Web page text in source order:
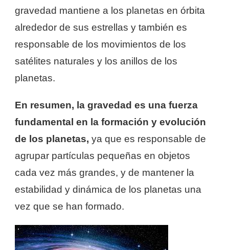
gravedad mantiene a los planetas en órbita
alrededor de sus estrellas y también es
responsable de los movimientos de los
satélites naturales y los anillos de los
planetas.
En resumen, la gravedad es una fuerza
fundamental en la formación y evolución
de los planetas, ya que es responsable de
agrupar partículas pequeñas en objetos
cada vez más grandes, y de mantener la
estabilidad y dinámica de los planetas una
vez que se han formado.